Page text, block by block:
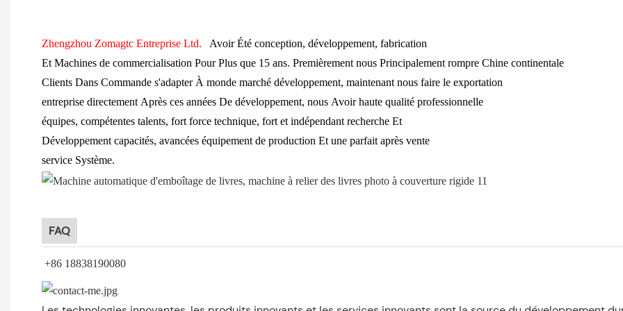
Zhengzhou Zomagtc Entreprise Ltd.
Avoir Été conception, développement, fabrication
Et Machines de commercialisation Pour Plus que 15 ans. Premièrement nous Principalement rompre Chine continentale
Clients Dans Commande s'adapter À monde marché développement, maintenant nous faire le exportation
entreprise directement Après ces années De développement, nous Avoir haute qualité professionnelle
équipes, compétentes talents, fort force technique, fort et indépendant recherche Et
Développement capacités, avancées équipement de production Et une parfait après vente
service Système.
FAQ
+86 18838190080